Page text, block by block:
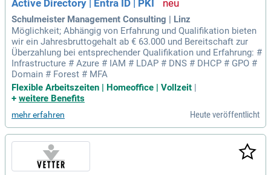
Active Directory | Entra ID | PKI
Schulmeister Management Consulting | Linz
Möglichkeit; Abhängig von Erfahrung und Qualifikation bieten
wir ein Jahresbruttogehalt ab € 63.000 und Bereitschaft zur
Überzahlung bei entsprechender Qualifikation und Erfahrung: #
Infrastructure # Azure # IAM # LDAP # DNS # DHCP # GPO #
Domain # Forest # MFA
Flexible Arbeitszeiten | Homeoffice | Vollzeit |
+ weitere Benefits
mehr erfahren Heute veröffentlicht